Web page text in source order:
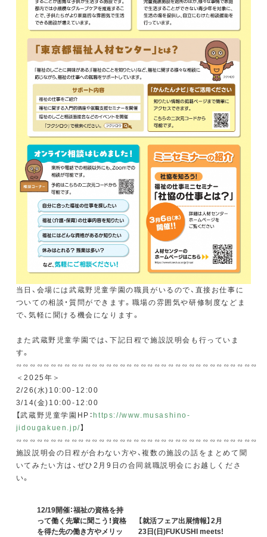
当日、会場には武蔵野児童学園の職員がいるので、直接お仕事に
ついての相談・質問ができます。職場の雰囲気や研修制度などま
で、気軽に聞ける機会になります。
また武蔵野児童学園では、下記日程で施設説明会も行っていま
す。
∽∽∽∽∽∽∽∽∽∽∽∽∽∽∽∽∽∽∽∽∽∽∽∽∽∽∽∽∽∽∽∽∽∽∽
＜2025年＞
2/26(水)10:00-12:00
3/14(金)10:00-12:00
【武蔵野児童学園HP：https://www.musashino-
jidougakuen.jp/】
∽∽∽∽∽∽∽∽∽∽∽∽∽∽∽∽∽∽∽∽∽∽∽∽∽∽∽∽∽∽∽∽∽∽∽
施設説明会の日程が合わない方や、複数の施設の話をまとめて聞
いてみたい方は、ぜひ2月9日の合同就職説明会にお越しくださ
い。
12/19開催：福祉の資格を持
って働く先輩に聞こう！資格
を得た先の働き方やメリッ
【就活フェア出展情報】2月
23日(日)FUKUSHI meets!